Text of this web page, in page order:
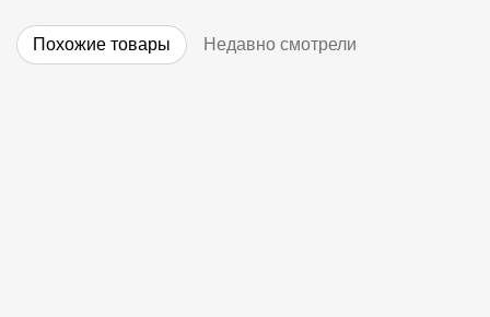
Похожие товары Недавно смотрели